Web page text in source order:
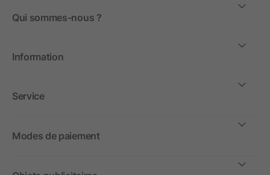
Qui sommes-nous ?
Information
Service
Modes de paiement